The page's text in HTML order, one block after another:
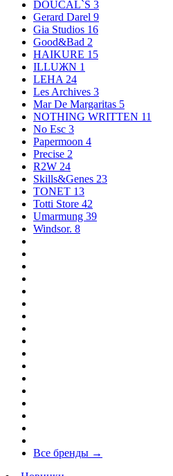
DOUCAL`S 3
Gerard Darel 9
Gia Studios 16
Good&Bad 2
HAIKURE 15
ILLUЖN 1
LEHA 24
Les Archives 3
Mar De Margaritas 5
NOTHING WRITTEN 11
No Esc 3
Papermoon 4
Precise 2
R2W 24
Skills&Genes 23
TONET 13
Totti Store 42
Umarmung 39
Windsor. 8
Все бренды →